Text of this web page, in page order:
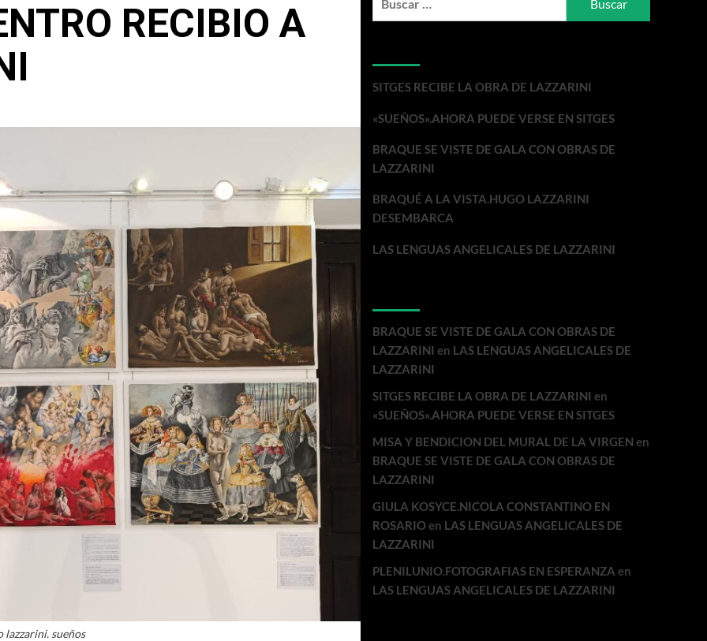
RECIBIO A
lazzarini. sueños
SITGES RECIBE LA OBRA DE LAZZARINI
«SUEÑOS».AHORA PUEDE VERSE EN SITGES
BRAQUE SE VISTE DE GALA CON OBRAS DE
LAZZARINI
BRAQUÉ A LA VISTA.HUGO LAZZARINI
DESEMBARCA
LAS LENGUAS ANGELICALES DE LAZZARINI
BRAQUE SE VISTE DE GALA CON OBRAS DE
LAZZARINI en LAS LENGUAS ANGELICALES DE
LAZZARINI
SITGES RECIBE LA OBRA DE LAZZARINI en
«SUEÑOS».AHORA PUEDE VERSE EN SITGES
MISA Y BENDICION DEL MURAL DE LA VIRGEN en
BRAQUE SE VISTE DE GALA CON OBRAS DE
LAZZARINI
GIULA KOSYCE.NICOLA CONSTANTINO EN
ROSARIOen LAS LENGUAS ANGELICALES DE
LAZZARINI
PLENILUNIO.FOTOGRAFIAS EN ESPERANZA en
LAS LENGUAS ANGELICALES DE LAZZARINI